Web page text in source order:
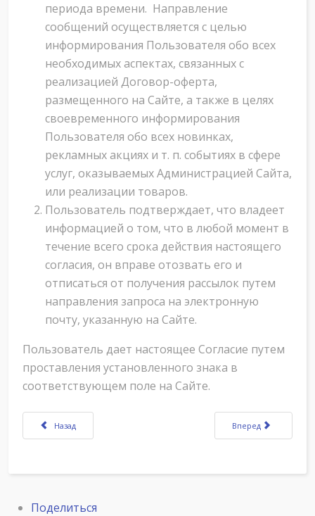
периода времени. Направление
сообщений осуществляется с целью
информирования Пользователя обо всех
необходимых аспектах, связанных с
реализацией Договор-оферта,
размещенного на Сайте, а также в целях
своевременного информирования
Пользователя обо всех новинках,
рекламных акциях и т. п. событиях в сфере
услуг, оказываемых Администрацией Сайта,
или реализации товаров.
Пользователь подтверждает, что владеет
информацией о том, что в любой момент в
течение всего срока действия настоящего
согласия, он вправе отозвать его и
отписаться от получения рассылок путем
направления запроса на электронную
почту, указанную на Сайте.
Пользователь дает настоящее Согласие путем
проставления установленного знака в
соответствующем поле на Сайте.
Предыдущий: Согласие на обработку персональных данных
Назад Следующий:
Вперед
Поделиться